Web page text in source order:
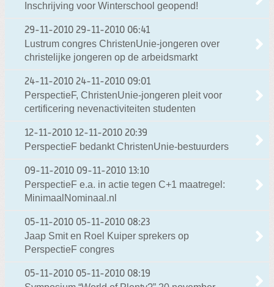
Inschrijving voor Winterschool geopend!
29-11-2010 29-11-2010 06:41
Lustrum congres ChristenUnie-jongeren over
christelijke jongeren op de arbeidsmarkt
24-11-2010 24-11-2010 09:01
PerspectieF, ChristenUnie-jongeren pleit voor
certificering nevenactiviteiten studenten
12-11-2010 12-11-2010 20:39
PerspectieF bedankt ChristenUnie-bestuurders
09-11-2010 09-11-2010 13:10
PerspectieF e.a. in actie tegen C+1 maatregel:
MinimaalNominaal.nl
05-11-2010 05-11-2010 08:23
Jaap Smit en Roel Kuiper sprekers op
PerspectieF congres
05-11-2010 05-11-2010 08:19